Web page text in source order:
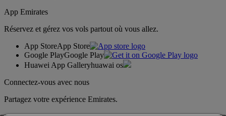
App Emirates
Réservez et gérez vos vols partout où vous allez.
App StoreApp Store
Google PlayGoogle Play
Huawei App Galleryhuawai os
Connectez-vous avec nous
Partagez votre expérience Emirates.